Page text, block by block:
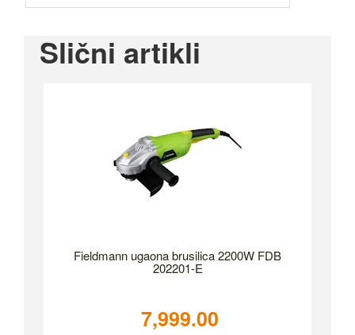
Slični artikli
Fieldmann ugaona brusilica 2200W FDB
202201-E
7,999.00